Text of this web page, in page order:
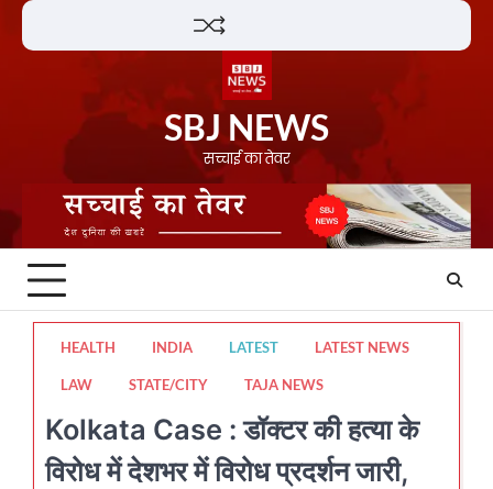
Skip
SBJ NEWS
सच्चाई का तेवर
HEALTH INDIA LATEST LATEST NEWS
LAW STATE/CITY TAJA NEWS
Kolkata Case : डॉक्टर की हत्या के
विरोध में देशभर में विरोध प्रदर्शन जारी,